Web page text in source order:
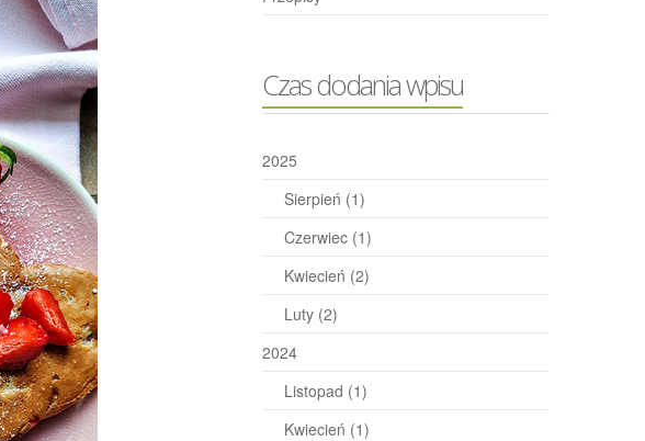
Czas dodania wpisu
2025
Sierpień (1)
Czerwiec (1)
Kwiecień (2)
Luty (2)
2024
Listopad (1)
Kwiecień (1)